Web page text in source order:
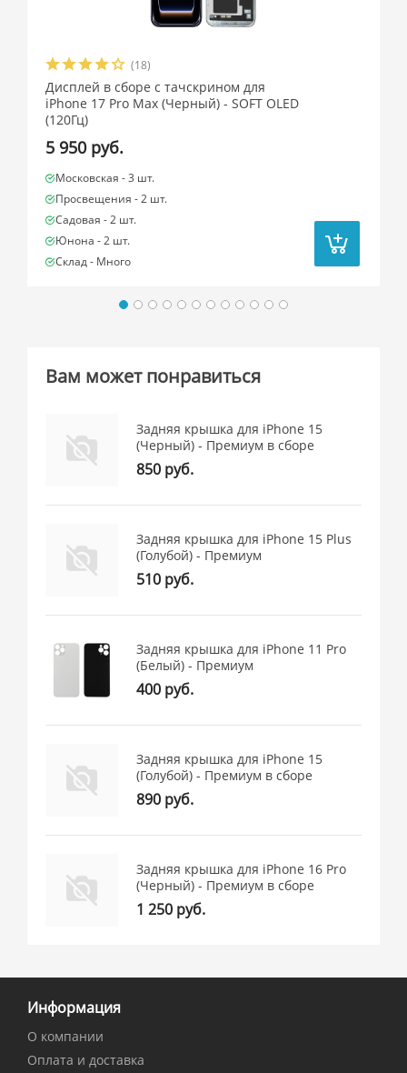
(18)
Дисплей в сборе с тачскрином для
iPhone 17 Pro Max (Черный) - SOFT OLED
(120Гц)
5 950 руб.
Московская -3 шт.
Просвещения -2 шт.
Садовая -2 шт.
Юнона -2 шт.
Склад - Много
Вам может понравиться
Задняя крышка для iPhone 15
(Черный) - Премиум в сборе
850 руб.
Задняя крышка для iPhone 15 Plus
(Голубой) - Премиум
510 руб.
Задняя крышка для iPhone 11 Pro
(Белый) - Премиум
400 руб.
Задняя крышка для iPhone 15
(Голубой) - Премиум в сборе
890 руб.
Задняя крышка для iPhone 16 Pro
(Черный) - Премиум в сборе
1 250 руб.
Информация
О компании
Оплата и доставка